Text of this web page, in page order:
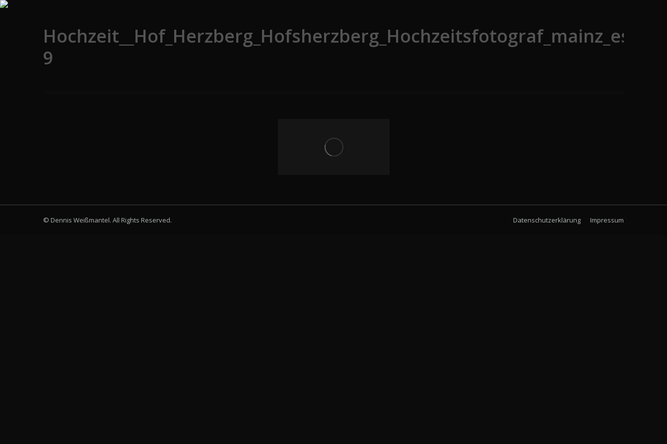
9
© Dennis Weißmantel. All Rights Reserved. Datenschutzerklärung Impressum